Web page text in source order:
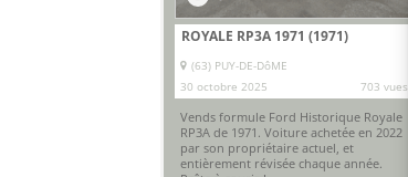
ROYALE RP3A 1971 (1971)
(63) PUY-DE-DôME
30 octobre 2025
703 vues
Vends formule Ford Historique Royale
RP3A de 1971. Voiture achetée en 2022
par son propriétaire actuel, et
entièrement révisée chaque année.